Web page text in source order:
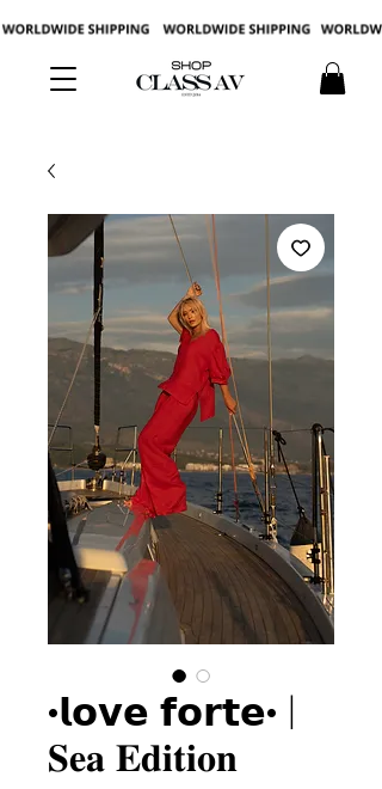
•𝗹𝗼𝘃𝗲 𝗳𝗼𝗿𝘁𝗲• |
𝐒𝐞𝐚 𝐄𝐝𝐢𝐭𝐢𝐨𝐧